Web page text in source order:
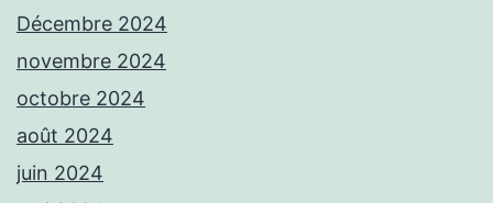
Décembre 2024
novembre 2024
octobre 2024
août 2024
juin 2024